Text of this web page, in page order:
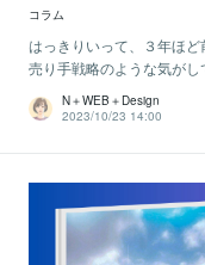
コラム
はっきりいって、３年ほど
売り手戦略のような気が
N＋WEB＋Design
2023/10/23 14:00